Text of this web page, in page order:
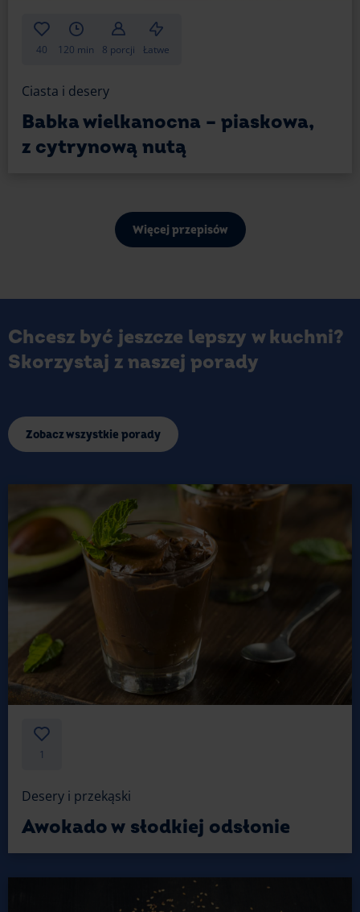
40 120 min 8 porcji Łatwe
Ciasta i desery
Babka wielkanocna – piaskowa,
z cytrynową nutą
Więcej przepisów
Chcesz być jeszcze lepszy w kuchni?
Skorzystaj z naszej porady
Zobacz wszystkie porady
1
Desery i przekąski
Awokado w słodkiej odsłonie